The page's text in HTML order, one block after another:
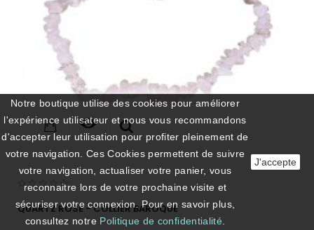
QUARTZ ROSE - COLLIER BAROQUE
Notre boutique utilise des cookies pour améliorer
l'expérience utilisateur et nous vous recommandons
d'accepter leur utilisation pour profiter pleinement de
votre navigation. Ces Cookies permettent de suivre
votre navigation, actualiser votre panier, vous
reconnaitre lors de votre prochaine visite et
sécuriser votre connexion. Pour en savoir plus,
consultez notre Politique de confidentialité
J'accepte